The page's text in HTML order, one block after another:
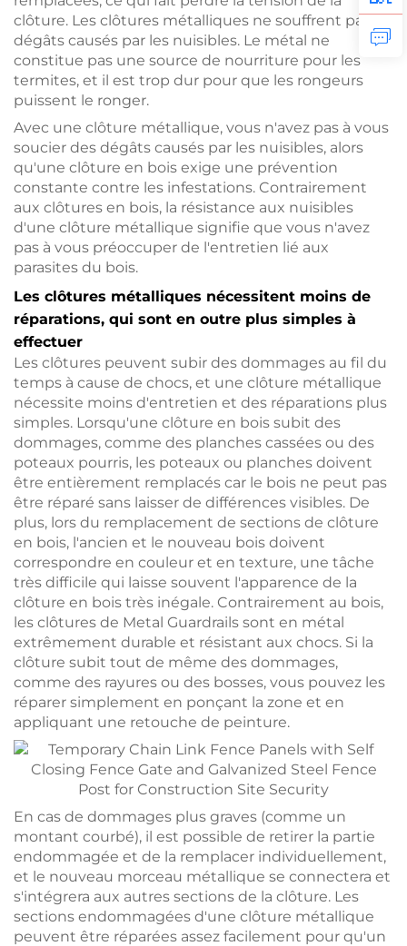
clôture. Les clôtures métalliques ne souffrent pas de
dégâts causés par les nuisibles. Le métal ne
constitue pas une source de nourriture pour les
termites, et il est trop dur pour que les rongeurs
puissent le ronger.
Avec une clôture métallique, vous n'avez pas à vous
soucier des dégâts causés par les nuisibles, alors
qu'une clôture en bois exige une prévention
constante contre les infestations. Contrairement
aux clôtures en bois, la résistance aux nuisibles
d'une clôture métallique signifie que vous n'avez
pas à vous préoccuper de l'entretien lié aux
parasites du bois.
Les clôtures métalliques nécessitent moins de
réparations, qui sont en outre plus simples à
effectuer
Les clôtures peuvent subir des dommages au fil du
temps à cause de chocs, et une clôture métallique
nécessite moins d'entretien et des réparations plus
simples. Lorsqu'une clôture en bois subit des
dommages, comme des planches cassées ou des
poteaux pourris, les poteaux ou planches doivent
être entièrement remplacés car le bois ne peut pas
être réparé sans laisser de différences visibles. De
plus, lors du remplacement de sections de clôture
en bois, l'ancien et le nouveau bois doivent
correspondre en couleur et en texture, une tâche
très difficile qui laisse souvent l'apparence de la
clôture en bois très inégale. Contrairement au bois,
les clôtures de Metal Guardrails sont en métal
extrêmement durable et résistant aux chocs. Si la
clôture subit tout de même des dommages,
comme des rayures ou des bosses, vous pouvez les
réparer simplement en ponçant la zone et en
appliquant une retouche de peinture.
En cas de dommages plus graves (comme un
montant courbé), il est possible de retirer la partie
endommagée et de la remplacer individuellement,
et le nouveau morceau métallique se connectera et
s'intégrera aux autres sections de la clôture. Les
sections endommagées d'une clôture métallique
peuvent être réparées assez facilement pour qu'un